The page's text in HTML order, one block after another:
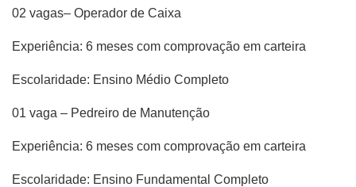
02 vagas– Operador de Caixa
Experiência: 6 meses com comprovação em carteira
Escolaridade: Ensino Médio Completo
01 vaga – Pedreiro de Manutenção
Experiência: 6 meses com comprovação em carteira
Escolaridade: Ensino Fundamental Completo